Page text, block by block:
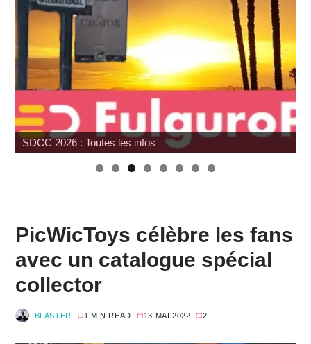
Japan Expo : les toys
PicWicToys célèbre les fans
avec un catalogue spécial
collector
BLASTER 1 MIN READ 13 MAI 2022 2